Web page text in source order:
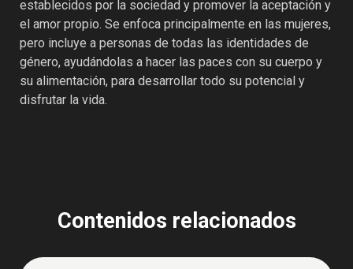
establecidos por la sociedad y promover la aceptación y
el amor propio. Se enfoca principalmente en las mujeres,
pero incluye a personas de todas las identidades de
género, ayudándolas a hacer las paces con su cuerpo y
su alimentación, para desarrollar todo su potencial y
disfrutar la vida.
Contenidos relacionados